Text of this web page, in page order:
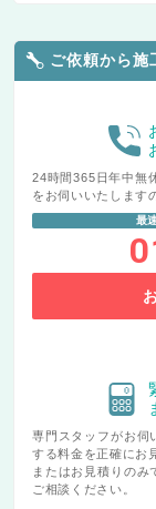
ご依頼から施
24時間365日年中無
をお伺いいたします
最
専門スタッフがお伺
する料金を正確にお
またはお見積りのみ
ご相談ください。